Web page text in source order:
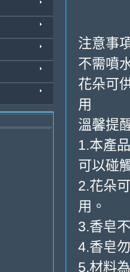
注意事
不需噴
花朵可
用
溫馨提
1.本產
可以碰
2.花朵
用。
3.香皂
4.香皂
5.材料